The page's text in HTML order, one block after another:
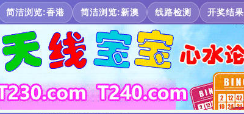
简洁浏览:香港 简洁浏览:新澳 线路检测 开奖结果